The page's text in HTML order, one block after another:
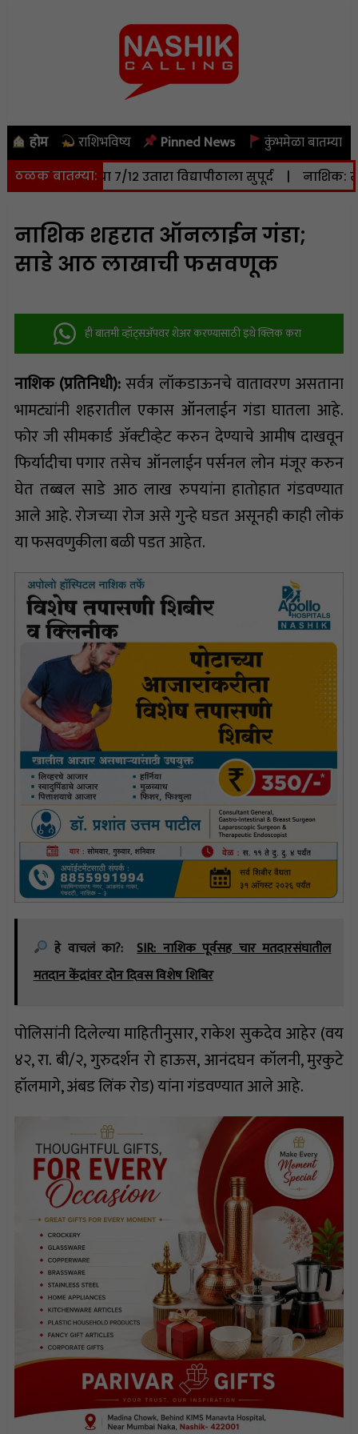
होम राशिभविष्य Pinned News कुंभमेळा बातम्या
ठळक बातम्या:
जमिनीचा ७/१२ उतारा विद्यापीठाला सुपूर्द | नाशिक:
नाशिक शहरात ऑनलाईन गंडा;
साडे आठ लाखाची फसवणूक
ही बातमी व्हॉट्सअ‍ॅपवर शेअर करण्यासाठी इथे क्लिक करा
नाशिक (प्रतिनिधी):सर्वत्र लॉकडाऊनचे वातावरण असताना
भामट्यांनी शहरातील एकास ऑनलाईन गंडा घातला आहे.
फोर जी सीमकार्ड ॲक्टीव्हेट करुन देण्याचे आमीष दाखवून
फिर्यादीचा पगार तसेच ऑनलाईन पर्सनल लोन मंजूर करुन
घेत तब्बल साडे आठ लाख रुपयांना हातोहात गंडवण्यात
आले आहे. रोजच्या रोज असे गुन्हे घडत असूनही काही लोकं
या फसवणुकीला बळी पडत आहेत.
हे वाचलं का?:
SIR: नाशिक पूर्वसह चार मतदारसंघातील
मतदान केंद्रांवर दोन दिवस विशेष शिबिर
पोलिसांनी दिलेल्या माहितीनुसार, राकेश सुकदेव आहेर (वय
४२, रा. बी/२, गुरुदर्शन रो हाऊस, आनंदघन कॉलनी, मुरकुटे
हॉलमागे, अंबड लिंक रोड) यांना गंडवण्यात आले आहे.